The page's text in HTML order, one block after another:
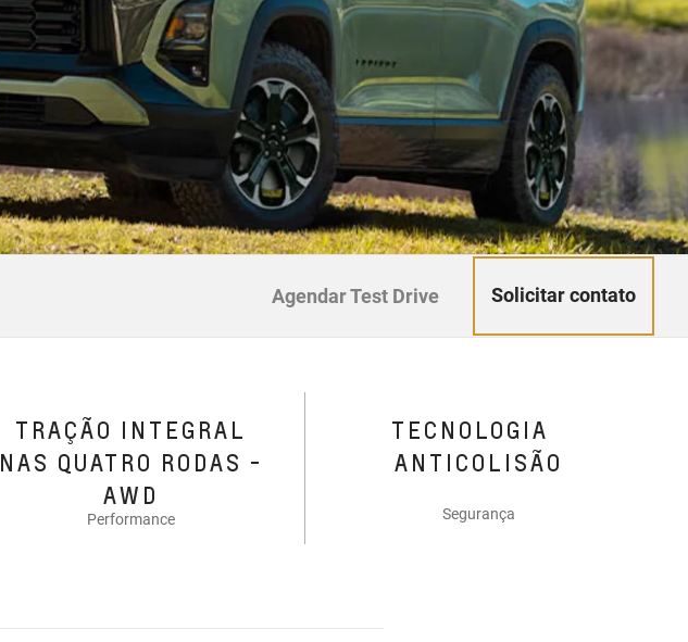
Agendar Test Drive Solicitar contato
TRAÇÃO INTEGRAL
NAS QUATRO RODAS -
AWD
Performance
TECNOLOGIA
ANTICOLISÃO
Segurança